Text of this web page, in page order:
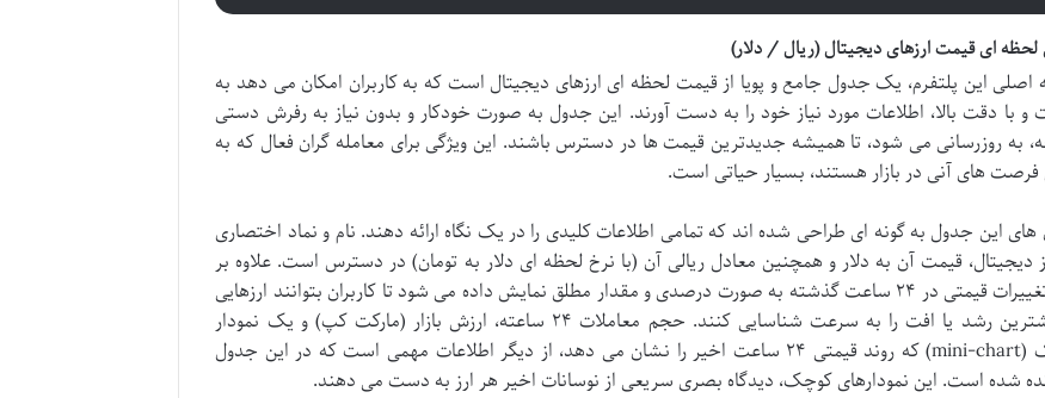
ای قیمت ارزهای دیجیتال (ریال / دلار)
این پلتفرم، یک جدول جامع و پویا از قیمت لحظه ای ارزهای دیجیتال است که به کاربران امکان می دهد به
با دقت بالا، اطلاعات مورد نیاز خود را به دست آورند. این جدول به صورت خودکار و بدون نیاز به رفرش دستی
به روزرسانی می شود، تا همیشه جدیدترین قیمت ها در دسترس باشند. این ویژگی برای معامله گران فعال که به
فرصت های آنی در بازار هستند، بسیار حیاتی است.
این جدول به گونه ای طراحی شده اند که تمامی اطلاعات کلیدی را در یک نگاه ارائه دهند. نام و نماد اختصاری
دیجیتال، قیمت آن به دلار و همچنین معادل ریالی آن (با نرخ لحظه ای دلار به تومان) در دسترس است. علاوه بر
این، تغییرات قیمتی در ۲۴ ساعت گذشته به صورت درصدی و مقدار مطلق نمایش داده می شود تا کاربران بتوانند ارزهایی
با بیشترین رشد یا افت را به سرعت شناسایی کنند. حجم معاملات ۲۴ ساعته، ارزش بازار (مارکت کپ) و یک نمودار
کوچک (mini-chart) که روند قیمتی ۲۴ ساعت اخیر را نشان می دهد، از دیگر اطلاعات مهمی است که در این جدول
شده است. این نمودارهای کوچک، دیدگاه بصری سریعی از نوسانات اخیر هر ارز به دست می دهند.